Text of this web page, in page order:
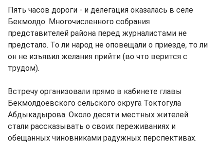
Пять часов дороги - и делегация оказалась в селе
Бекмолдо. Многочисленного собрания
представителей района перед журналистами не
предстало. То ли народ не оповещали о приезде, то ли
он не изъявил желания прийти (во что верится с
трудом).
Встречу организовали прямо в кабинете главы
Бекмолдоевского сельского округа Токтогула
Абдыкадырова. Около десяти местных жителей
стали рассказывать о своих переживаниях и
обещанных чиновниками радужных перспективах.